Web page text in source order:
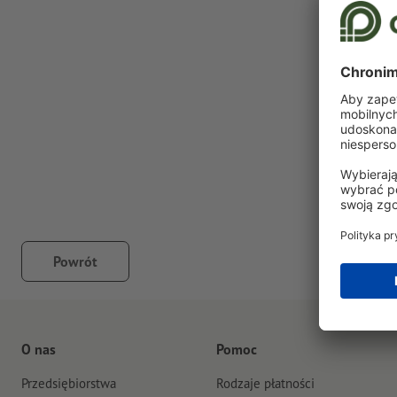
Powrót
O nas
Przedsiębiorstwa
Pomoc
Rodzaje płatności